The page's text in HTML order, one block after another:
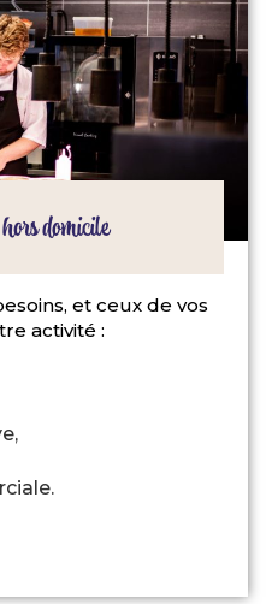
domicile
et ceux de vos
activité :